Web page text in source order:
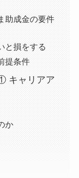
助成金の要件
と損をする
提条件
キャリアア
か